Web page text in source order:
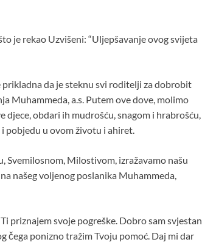
je rekao Uzvišeni: “Uljepšavanje ovog svijeta
da je steknu svi roditelji za dobrobit
Muhammeda, a.s. Putem ove dove, molimo
obdari ih mudrošću, snagom i hrabrošću,
pobjedu u ovom životu i ahiret.
Svemilosnom, Milostivom, izražavamo našu
našeg voljenog poslanika Muhammeda,
priznajem svoje pogreške. Dobro sam svjestan
čega ponizno tražim Tvoju pomoć. Daj mi dar